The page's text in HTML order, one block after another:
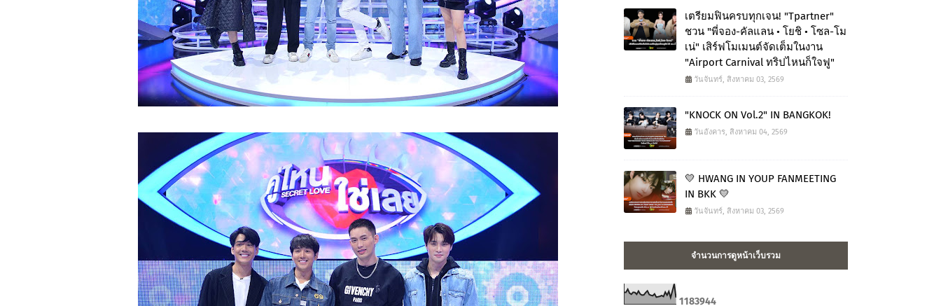
เตรียมฟินครบทุกเจน! "Tpartner"
ชวน "พี่จอง-คัลแลน • โยชิ • โซล-โม
เน่" เสิร์ฟโมเมนต์จัดเต็มในงาน
"Airport Carnival ทริปไหนก็ใจฟู"
วันจันทร์, สิงหาคม 03, 2569
"KNOCK ON Vol.2" IN BANGKOK!
วันอังคาร, สิงหาคม 04, 2569
💛 HWANG IN YOUP FANMEETING
IN BKK 💛
วันจันทร์, สิงหาคม 03, 2569
จำนวนการดูหน้าเว็บรวม
1183944